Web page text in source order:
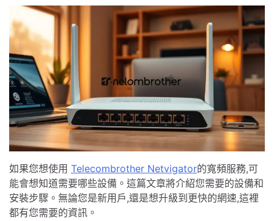
如果您想使用 Telecombrother Netvigator的寬頻服務,可
能會想知道需要哪些設備。這篇文章將介紹您需要的設備和
安裝步驟。無論您是新用戶,還是想升級到更快的網速,這裡
都有您需要的資訊。